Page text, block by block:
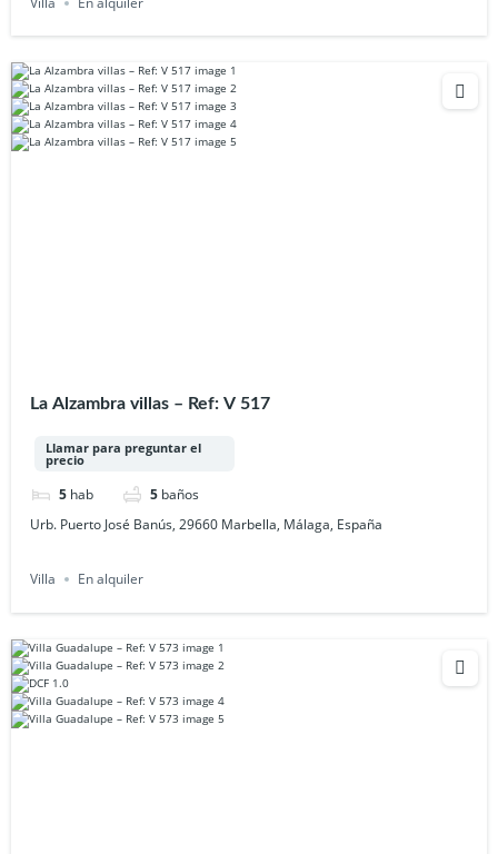
La Alzambra villas – Ref: V 517
Llamar para preguntar el
precio
5 hab 5 baños
Urb. Puerto José Banús, 29660 Marbella, Málaga, España
Villa En alquiler